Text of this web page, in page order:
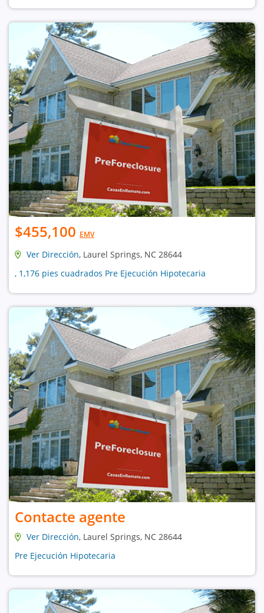
$455,100 EMV
Ver Dirección, Laurel Springs, NC 28644
, 1,176 pies cuadrados Pre Ejecución Hipotecaria
Contacte agente
Ver Dirección, Laurel Springs, NC 28644
Pre Ejecución Hipotecaria